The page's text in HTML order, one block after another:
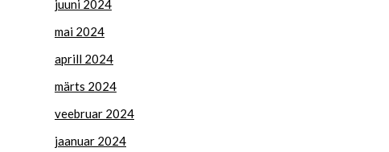
juuni 2024
mai 2024
aprill 2024
märts 2024
veebruar 2024
jaanuar 2024